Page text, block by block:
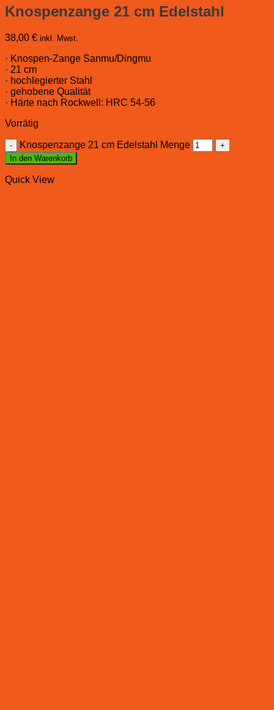
Knospenzange 21 cm Edelstahl
38,00 € inkl. Mwst.
· Knospen-Zange Sanmu/Dingmu
· 21 cm
· hochlegierter Stahl
· gehobene Qualität
· Härte nach Rockwell: HRC 54-56
Vorrätig
Knospenzange 21 cm Edelstahl Menge
In den Warenkorb
Quick View